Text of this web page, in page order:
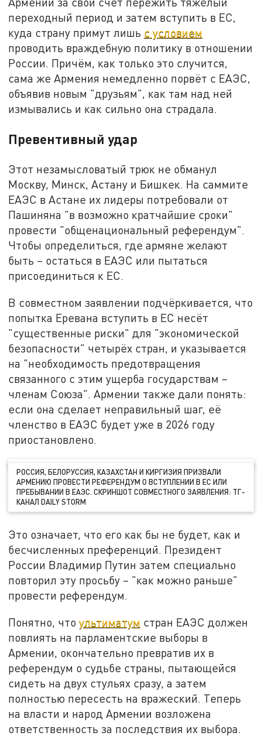
переходный период и затем вступить в ЕС,
куда страну примут лишь с условием
проводить враждебную политику в отношении
России. Причём, как только это случится,
сама же Армения немедленно порвёт с ЕАЭС,
объявив новым "друзьям", как там над ней
измывались и как сильно она страдала.
Превентивный удар
Этот незамысловатый трюк не обманул
Москву, Минск, Астану и Бишкек. На саммите
ЕАЭС в Астане их лидеры потребовали от
Пашиняна "в возможно кратчайшие сроки"
провести "общенациональный референдум".
Чтобы определиться, где армяне желают
быть – остаться в ЕАЭС или пытаться
присоединиться к ЕС.
В совместном заявлении подчёркивается, что
попытка Еревана вступить в ЕС несёт
"существенные риски" для "экономической
безопасности" четырёх стран, и указывается
на "необходимость предотвращения
связанного с этим ущерба государствам –
членам Союза". Армении также дали понять:
если она сделает неправильный шаг, её
членство в ЕАЭС будет уже в 2026 году
приостановлено.
РОССИЯ, БЕЛОРУССИЯ, КАЗАХСТАН И КИРГИЗИЯ ПРИЗВАЛИ
АРМЕНИЮ ПРОВЕСТИ РЕФЕРЕНДУМ О ВСТУПЛЕНИИ В ЕС ИЛИ
ПРЕБЫВАНИИ В ЕАЭС. СКРИНШОТ СОВМЕСТНОГО ЗАЯВЛЕНИЯ: ТГ-
КАНАЛ DAILY STORM
Это означает, что его как бы не будет, как и
бесчисленных преференций. Президент
России Владимир Путин затем специально
повторил эту просьбу – "как можно раньше"
провести референдум.
Понятно, чтоультиматум стран ЕАЭС должен
повлиять на парламентские выборы в
Армении, окончательно превратив их в
референдум о судьбе страны, пытающейся
сидеть на двух стульях сразу, а затем
полностью пересесть на вражеский. Теперь
на власти и народ Армении возложена
ответственность за последствия их выбора.